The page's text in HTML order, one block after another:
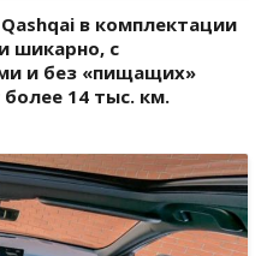
в комплектации
шикарно, с
и без «пищащих»
более 14 тыс. км.